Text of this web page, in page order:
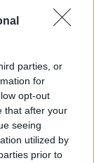
parties, or
for
opt-out
that after your
seeing
utilized by
prior to
Η
και
που
α’ της
για τις
ειδικές
άρθρου 2 του